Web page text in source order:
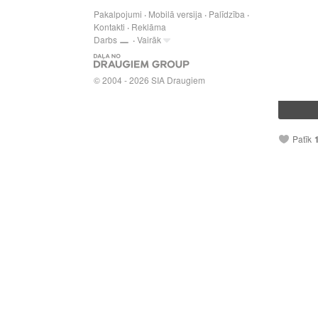
Pakalpojumi Mobilā versija
Palīdzība
Kontakti
Reklāma
Darbs
Vairāk
© 2004 - 2026 SIA Draugiem
Patīk